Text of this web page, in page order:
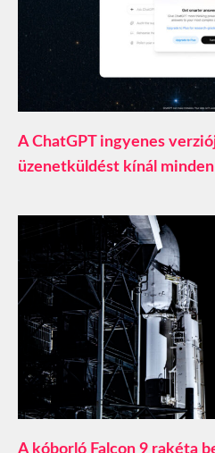
A ChatGPT ingyenes
üzenetküldést kínál minden